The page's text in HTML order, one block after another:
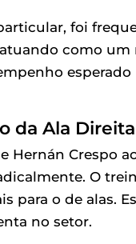
foi
como
da Ala
Hernán Crespo
O
para o de alas.
no setor.